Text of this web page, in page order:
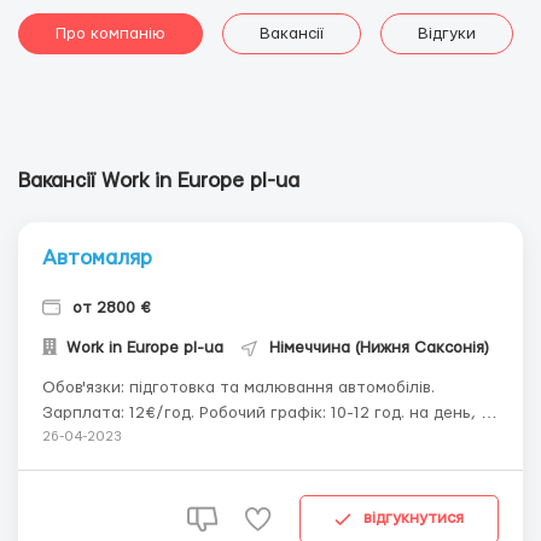
Про компанію Вакансії Відгуки
Вакансії Work in Europе pl-ua
Автомаляр
от 2800 €
Work in Europе pl-ua Німеччина (Нижня Саксонія)
Обов'язки: підготовка та малювання автомобілів.
Зарплата: 12€/год. Робочий графік: 10-12 год. на день, 6
днів на тиждень Проживання: за рахунок роботодавця.
26-04-2023
відгукнутися